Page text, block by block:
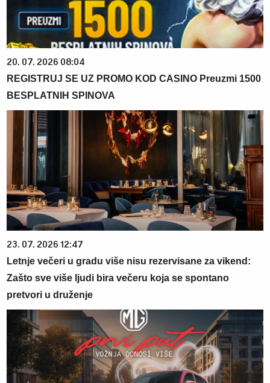
20. 07. 2026 08:04
REGISTRUJ SE UZ PROMO KOD CASINO Preuzmi 1500
BESPLATNIH SPINOVA
23. 07. 2026 12:47
Letnje večeri u gradu više nisu rezervisane za vikend:
Zašto sve više ljudi bira večeru koja se spontano
pretvori u druženje